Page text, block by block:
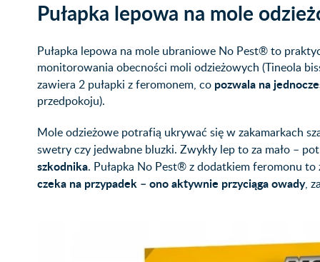
Pułapka lepowa na mole
Pułapka lepowa na mole ubraniowe No Pest® to
monitorowania obecności moli odzieżowych (Tineola
zawiera 2 pułapki z feromonem, co pozwala na
przedpokoju).
Mole odzieżowe potrafią ukrywać się w zakamarkach
swetry czy jedwabne bluzki. Zwykły lep to za mało –
szkodnika. Pułapka No Pest® z dodatkiem feromonu
czeka na przypadek – ono aktywnie przyciąga owady,